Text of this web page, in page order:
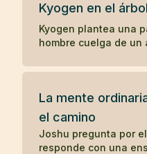
Kyogen en el árbol
Kyogen plantea una
hombre cuelga de
sentido del zen. Un
La mente
el camino
Joshu pregunta por
responde con una